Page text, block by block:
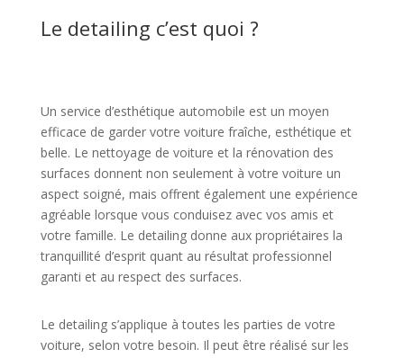
Le detailing c’est quoi ?
Un service d’esthétique automobile est un moyen
efficace de garder votre voiture fraîche, esthétique et
belle. Le nettoyage de voiture et la rénovation des
surfaces donnent non seulement à votre voiture un
aspect soigné, mais offrent également une expérience
agréable lorsque vous conduisez avec vos amis et
votre famille. Le detailing donne aux propriétaires la
tranquillité d’esprit quant au résultat professionnel
garanti et au respect des surfaces.
Le detailing s’applique à toutes les parties de votre
voiture, selon votre besoin. Il peut être réalisé sur les